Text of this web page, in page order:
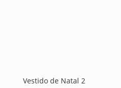
Vestido de Natal 2